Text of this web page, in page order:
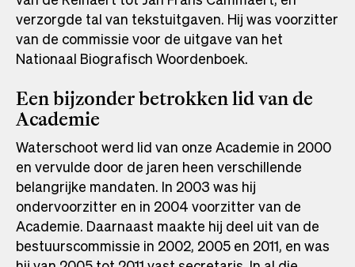
verzorgde tal van tekstuitgaven. Hij was voorzitter
van de commissie voor de uitgave van het
Nationaal Biografisch Woordenboek.
Een bijzonder betrokken lid van de
Academie
Waterschoot werd lid van onze Academie in 2000
en vervulde door de jaren heen verschillende
belangrijke mandaten. In 2003 was hij
ondervoorzitter en in 2004 voorzitter van de
Academie. Daarnaast maakte hij deel uit van de
bestuurscommissie in 2002, 2005 en 2011, en was